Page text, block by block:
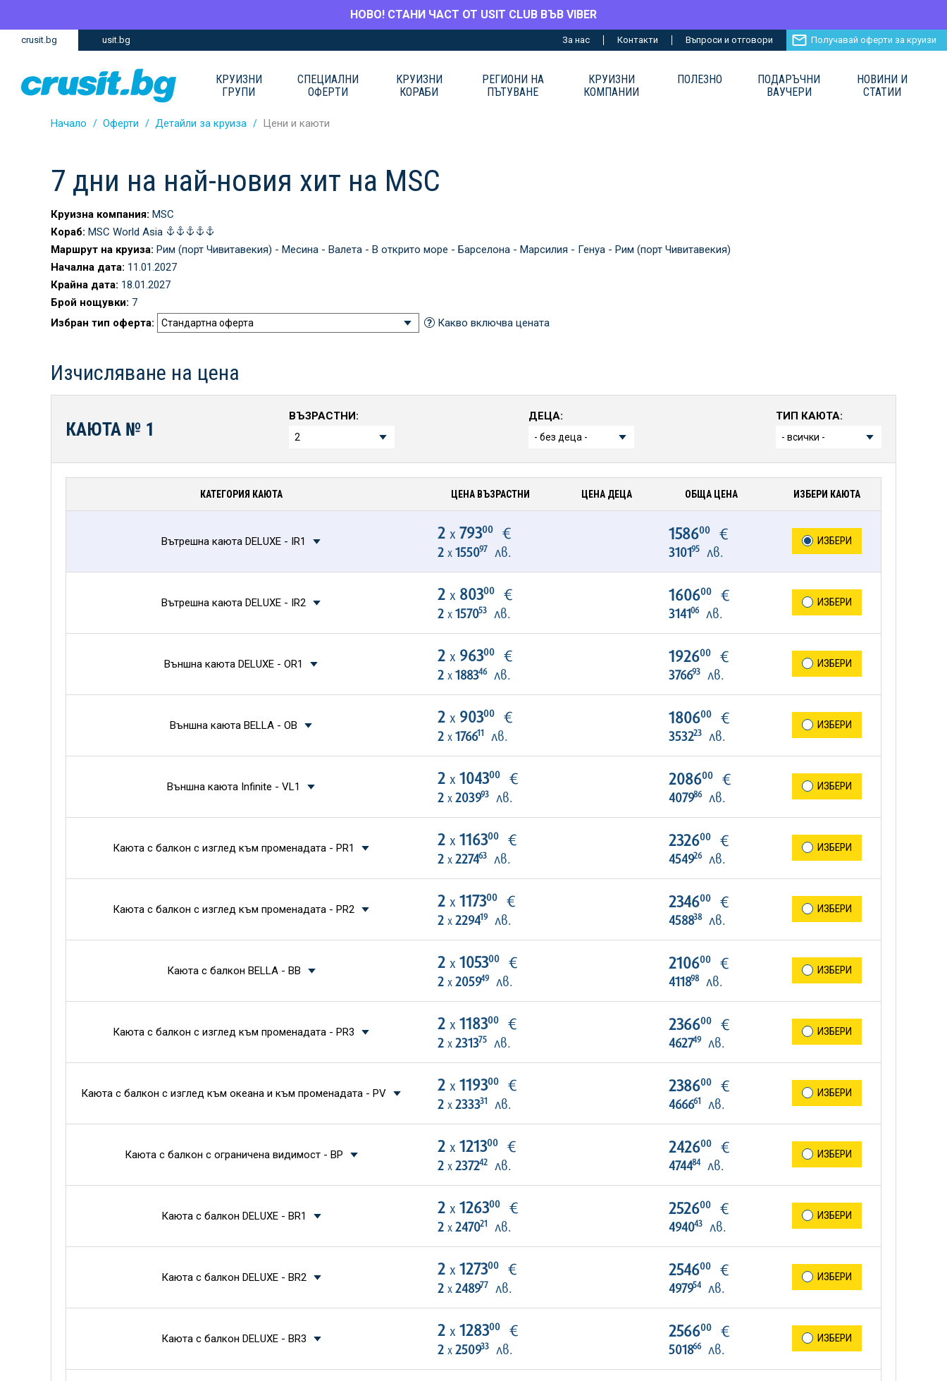
НОВО! СТАНИ ЧАСТ ОТ USIT CLUB ВЪВ VIBER
Премини
съдържание
Премини
crusit.bg usit.bg За нас Контакти Въпроси и отговори Получавай оферти за круизи
КРУИЗНИ
ГРУПИ
СПЕЦИАЛНИ
ОФЕРТИ
КРУИЗНИ
КОРАБИ
РЕГИОНИ НА
ПЪТУВАНЕ
КРУИЗНИ
КОМПАНИИ
ПОЛЕЗНО
ПОДАРЪЧНИ
ВАУЧЕРИ
НОВИНИ И
СТАТИИ
Начало Оферти Детайли за круиза Цени и каюти
7 дни на най-новия хит на MSC
Круизна компания: MSC
Кораб: MSC World Asia
Маршрут на круиза: Рим (порт Чивитавекия) - Месина - Валета - В открито море - Барселона - Марсилия - Генуа - Рим (порт Чивитавекия)
Начална дата: 11.01.2027
Крайна дата: 18.01.2027
Брой нощувки: 7
Избран тип оферта:
Какво включва цената
Изчисляване на цена
КАЮТА № 1
ВЪЗРАСТНИ: ДЕЦА: ТИП КАЮТА:
КАТЕГОРИЯ КАЮТА ЦЕНА ВЪЗРАСТНИ ЦЕНА ДЕЦА ОБЩА ЦЕНА ИЗБЕРИ КАЮТА
Вътрешна каюта DELUXE - IR1 2 х 79300€
2 х 155097лв.
158600 €
310195 лв.
ИЗБЕРИ
Вътрешна каюта DELUXE - IR2 2 х 80300€
2 х 157053лв.
160600 €
314106лв.
ИЗБЕРИ
Външна каюта DELUXE - OR1 2 х 96300€
2 х 188346лв.
192600 €
376693 лв.
ИЗБЕРИ
Външна каюта BELLA - OB 2 х 90300€
2 х 176611 лв.
180600 €
353223 лв.
ИЗБЕРИ
Външна каюта Infinite - VL1 2 х 104300€
2 х 203993лв.
208600 €
407986лв.
ИЗБЕРИ
Каюта с балкон с изглед към променадата - PR1 2 х 116300€
2 х 227463лв.
232600 €
454926лв.
ИЗБЕРИ
Каюта с балкон с изглед към променадата - PR2 2 х 117300€
2 х 229419лв.
234600 €
458838лв.
ИЗБЕРИ
Каюта с балкон BELLA - BB 2 х 105300€
2 х 205949лв.
210600 €
411898лв.
ИЗБЕРИ
Каюта с балкон с изглед към променадата - PR3 2 х 118300€
2 х 231375лв.
236600 €
462749 лв.
ИЗБЕРИ
Каюта с балкон с изглед към океана и към променадата - PV 2 х 119300€
2 х 233331 лв.
238600 €
466661 лв.
ИЗБЕРИ
Каюта с балкон с ограничена видимост - BP 2 х 121300€
2 х 237242лв.
242600 €
474484 лв.
ИЗБЕРИ
Каюта с балкон DELUXE - BR1 2 х 126300€
2 х 247021 лв.
252600 €
494043 лв.
ИЗБЕРИ
Каюта с балкон DELUXE - BR2 2 х 127300€
2 х 248977лв.
254600 €
497954 лв.
ИЗБЕРИ
Каюта с балкон DELUXE - BR3 2 х 128300€
2 х 250933лв.
256600 €
501866лв.
ИЗБЕРИ